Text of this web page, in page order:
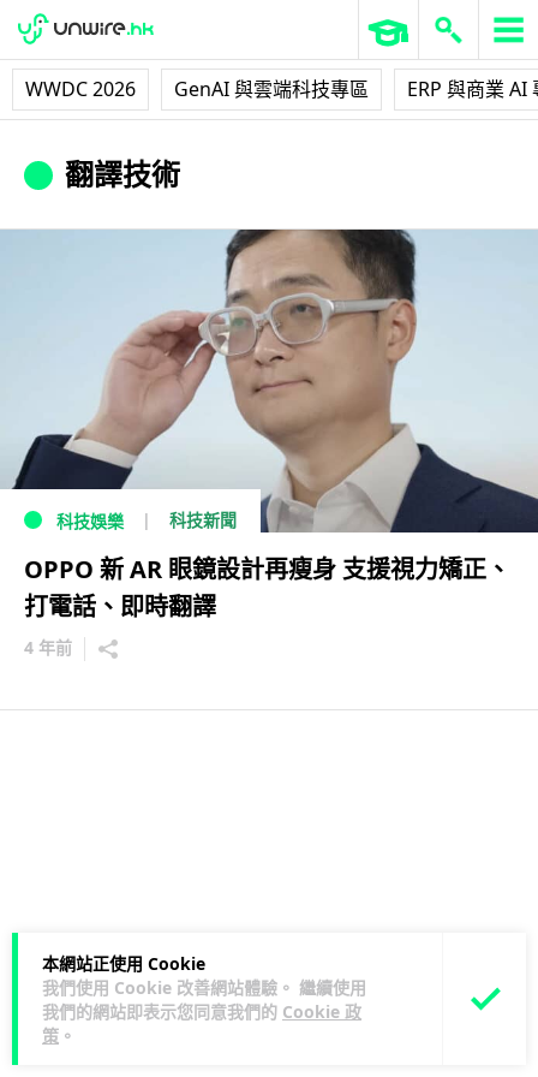
WWDC 2026 GenAI 與雲端科技專區 ERP 與商業 AI
本網站正使用 Cookie
我們使用 Cookie 改善網站體驗。 繼續使用
我們的網站即表示您同意我們的 Cookie 政
策 。
翻譯技術
科技娛樂 科技新聞
OPPO 新 AR 眼鏡設計再瘦身 支援視力矯正、
打電話、即時翻譯
4 年前